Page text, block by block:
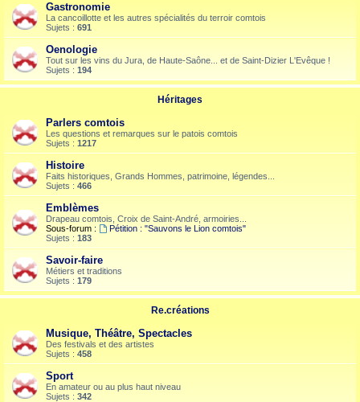
Gastronomie
La cancoillotte et les autres spécialités du terroir comtois
Sujets : 691
Oenologie
Tout sur les vins du Jura, de Haute-Saône... et de Saint-Dizier L'Evêque !
Sujets : 194
Héritages
Parlers comtois
Les questions et remarques sur le patois comtois
Sujets : 1217
Histoire
Faits historiques, Grands Hommes, patrimoine, légendes...
Sujets : 466
Emblèmes
Drapeau comtois, Croix de Saint-André, armoiries...
Sous-forum :
Pétition : "Sauvons le Lion comtois"
Sujets : 183
Savoir-faire
Métiers et traditions
Sujets : 179
Re.créations
Musique, Théâtre, Spectacles
Des festivals et des artistes
Sujets : 458
Sport
En amateur ou au plus haut niveau
Sujets : 342